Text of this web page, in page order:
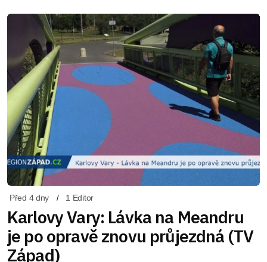
Před 4 dny 1 Editor
Karlovy Vary: Lávka na Meandru
je po opravě znovu průjezdná (TV
Západ)